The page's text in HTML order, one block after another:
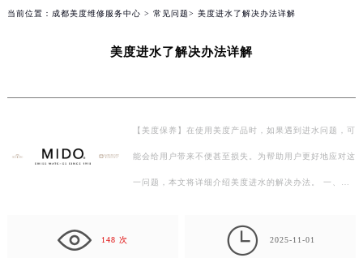
当前位置： 成都美度维修服务中心 > 常见问题> 美度进水了解决办法详解
美度进水了解决办法详解
【美度保养】在使用美度产品时，如果遇到进水问题，可
能会给用户带来不便甚至损失。为帮助用户更好地应对这
一问题，本文将详细介绍美度进水的解决办法。 一、预
148 次  2025-11-01